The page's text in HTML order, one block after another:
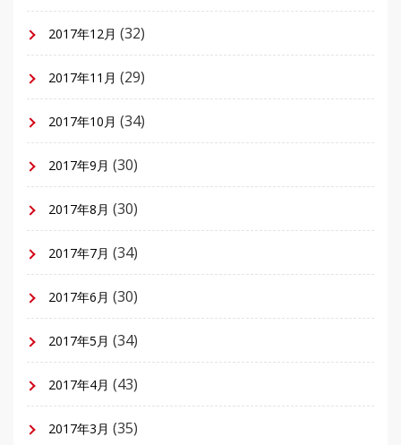
2017年12月 (32)
2017年11月 (29)
2017年10月 (34)
2017年9月 (30)
2017年8月 (30)
2017年7月 (34)
2017年6月 (30)
2017年5月 (34)
2017年4月 (43)
2017年3月 (35)